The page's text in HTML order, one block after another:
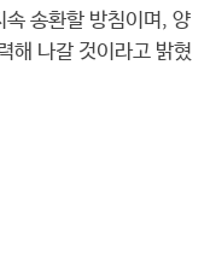
송환할 방침이며, 양
해 나갈 것이라고 밝혔